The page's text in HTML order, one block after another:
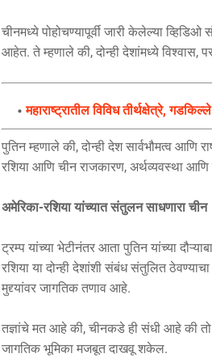
चीनमध्ये पोहोचण्यापूर्वी जारी केलेल्या
आहेत. ते म्हणाले की, दोन्ही देशांमध्ये
महाराष्ट्रातील विविध तीर्थक्षेत्रे,
पुतिन म्हणाले की, दोन्ही देश सार्वभौमत्व आणि
रशिया आणि चीन राजकारण, अर्थव्यवस्था
अमेरिका-रशिया यांच्यात संतुलन साधणारा चीन
ट्रम्प यांच्या भेटीनंतर आता पुतिन यांच्या
रशिया या दोन्ही देशांशी संबंध संतुलित
मुद्द्यांवर जागतिक तणाव आहे.
तज्ञांचे मत आहे की, चीनकडे ही संधी आहे की तो
जागतिक भूमिका मजबूत दाखवू शकेल.